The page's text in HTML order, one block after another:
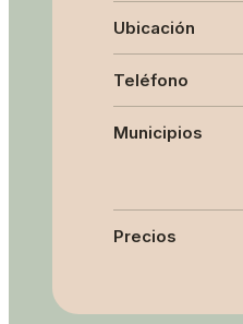
Ubicación
Teléfono
Municipios
Precios